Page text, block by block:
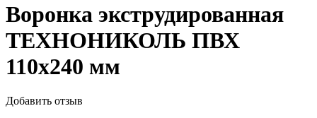
Воронка экструдированная
ТЕХНОНИКОЛЬ ПВХ
110х240 мм
Добавить отзыв